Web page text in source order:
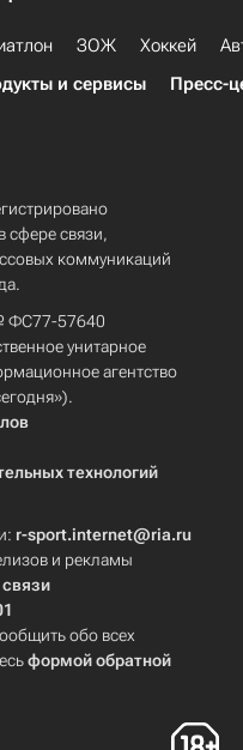
ЗОЖ Хоккей
и сервисы Пресс-
сфере связи,
коммуникаций
ФС77-57640
унитарное
агентство
технологий
r-sport.internet@ria.ru
и рекламы
обо всех
формой обратной